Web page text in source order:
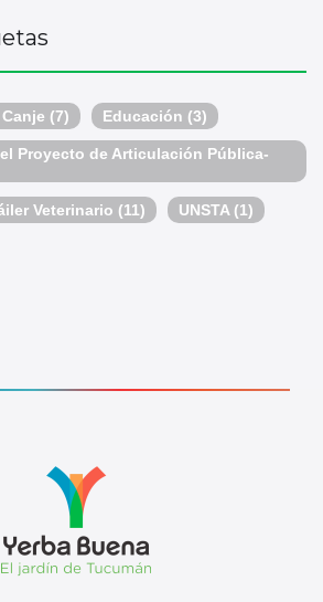
(7) Educación (3)
Proyecto de Articulación Pública-
Veterinario (11) UNSTA (1)